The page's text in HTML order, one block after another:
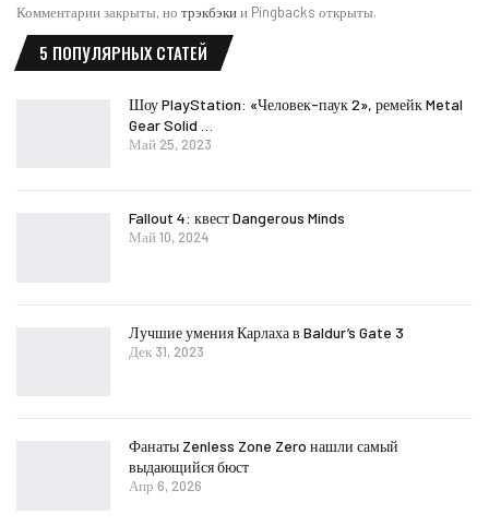
Комментарии закрыты, но трэкбэкии Pingbacks открыты.
5 ПОПУЛЯРНЫХ СТАТЕЙ
Шоу PlayStation: «Человек-паук 2», ремейк Metal
Gear Solid …
Май 25, 2023
Fallout 4: квест Dangerous Minds
Май 10, 2024
Лучшие умения Карлаха в Baldur’s Gate 3
Дек 31, 2023
Фанаты Zenless Zone Zero нашли самый
выдающийся бюст
Апр 6, 2026